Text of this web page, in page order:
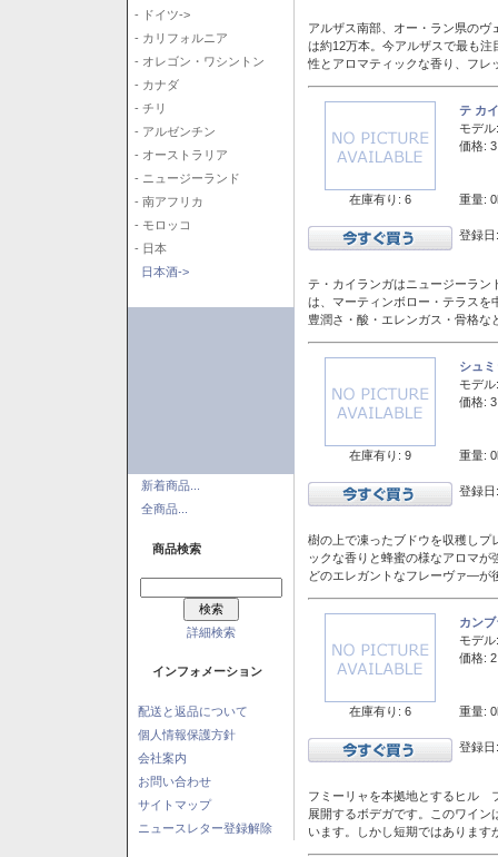
- ドイツ->
- カリフォルニア
- オレゴン・ワシントン
- カナダ
- チリ
- アルゼンチン
- オーストラリア
- ニュージーランド
- 南アフリカ
- モロッコ
- 日本
日本酒->
新着商品...
全商品...
商品検索
詳細検索
インフォメーション
配送と返品について
個人情報保護方針
会社案内
お問い合わせ
サイトマップ
ニュースレター登録解除
アルザス南部、オー・ラン県の
は約12万本。今アルザスで最も
性とアロマティックな香り、フレ
在庫有り: 6
テ カ
モデル:
価格:
重量:
登録
テ・カイランガはニュージーラン
は、マーティンボロー・テラスを
豊潤さ・酸・エレンガス・骨格
在庫有り: 9
シュ
モデル:
価格:
重量:
登録
樹の上で凍ったブドウを収穫しプ
ックな香りと蜂蜜の様なアロマ
どのエレガントなフレーヴァ―が
在庫有り: 6
カン
モデル:
価格:
重量:
登録
フミーリャを本拠地とするヒル
展開するボデガです。このワイ
います。しかし短期ではありま